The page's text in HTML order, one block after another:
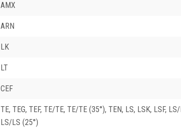
AMX
ARN
LK
LT
CEF
TE, TEG, TEF, TE/TE, TE/TE (35°), TEN, LS, LSK, LSF,
LS/LS (25°)